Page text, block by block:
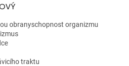
obranyschopnost organizmu
traktu